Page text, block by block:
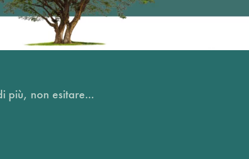
più, non esitare...